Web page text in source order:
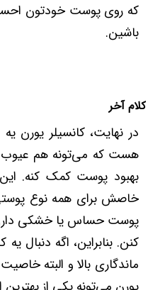
که روی پوست خودتون
باشین.
کلام آخر
در نهایت، کانسیلر یورن
هست که می‌تونه هم عیوب
بهبود پوست کمک کنه.
خاصش برای همه نوع
پوست حساس یا خشکی
کنن. بنابراین، اگه دنبال
ماندگاری بالا و البته